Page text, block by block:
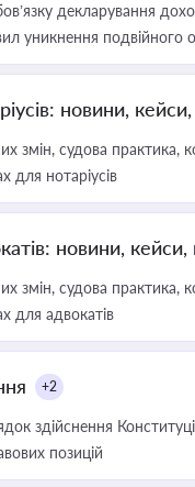
декларування
уникнення подвійного
новини,
змін, судова практика,
для нотаріусів
новини, кейси,
змін, судова практика,
для адвокатів
+2
здійснення
позицій